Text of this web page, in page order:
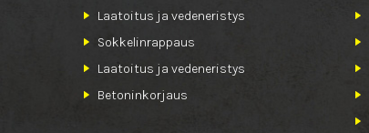
Laatoitus ja vedeneristys
Sokkelinrappaus
Laatoitus ja vedeneristys
Betoninkorjaus